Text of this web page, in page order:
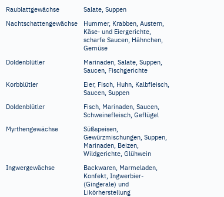
Raublattgewächse
Salate, Suppen
Nachtschattengewächse
Hummer, Krabben, Austern,
Käse- und Eiergerichte,
scharfe Saucen, Hähnchen,
Gemüse
Doldenblütler
Marinaden, Salate, Suppen,
Saucen, Fischgerichte
Korbblütler
Eier, Fisch, Huhn, Kalbfleisch,
Saucen, Suppen
Doldenblütler
Fisch, Marinaden, Saucen,
Schweinefleisch, Geflügel
Myrthengewächse
Süßspeisen,
Gewürzmischungen, Suppen,
Marinaden, Beizen,
Wildgerichte, Glühwein
Ingwergewächse
Backwaren, Marmeladen,
Konfekt, Ingwerbier-
(Gingerale) und
Likörherstellung